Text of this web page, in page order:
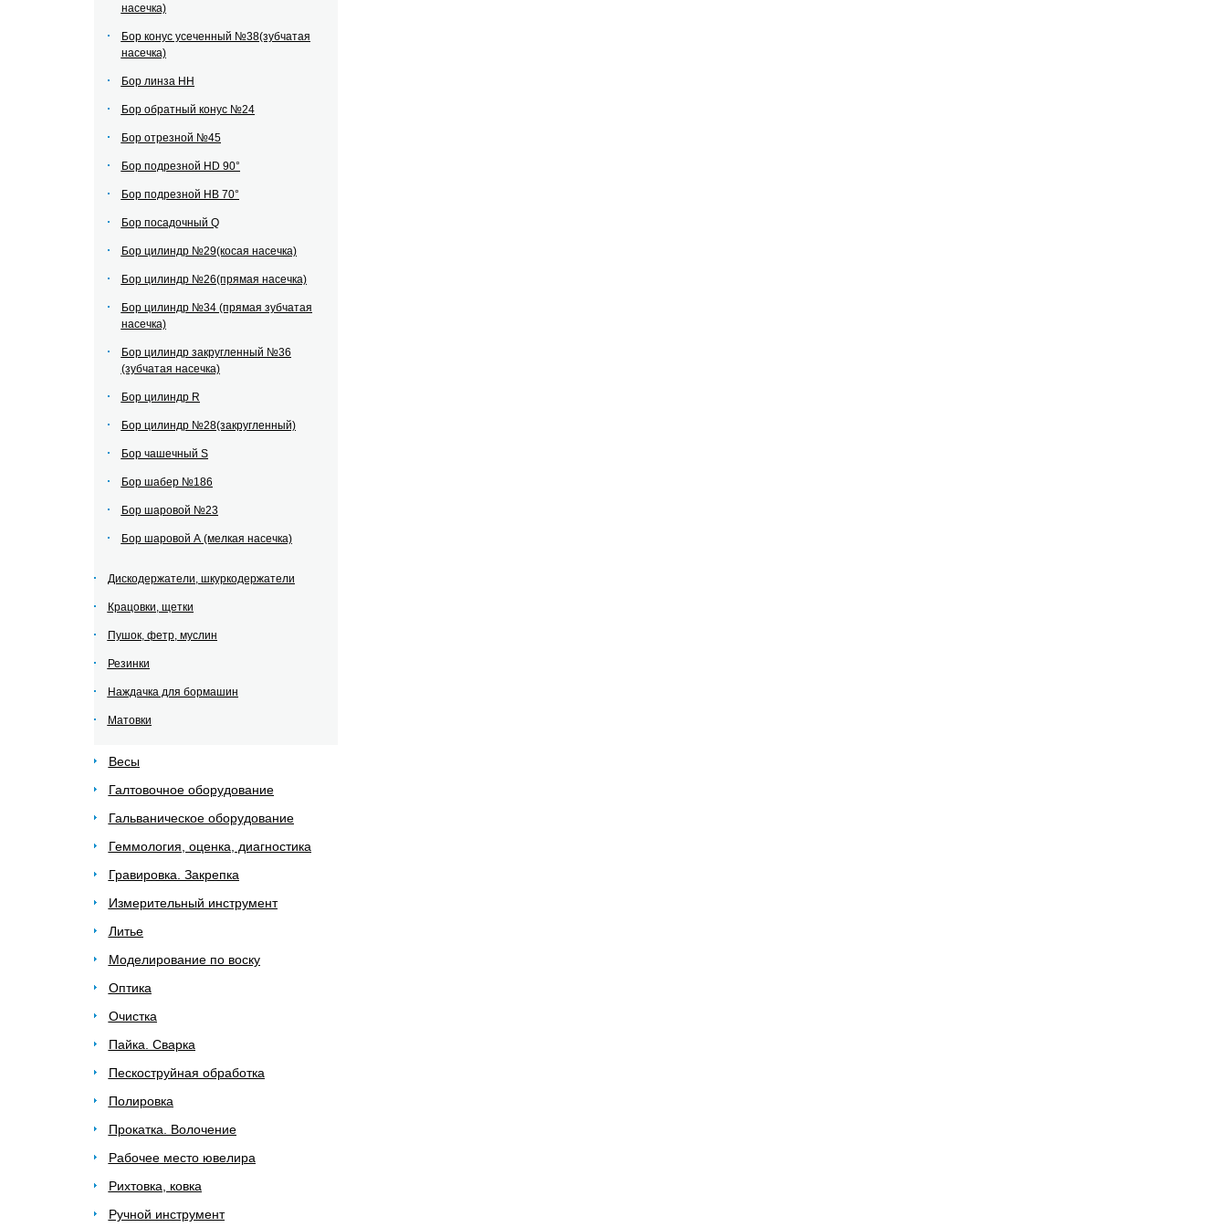
насечка)
Бор конус усеченный №38(зубчатая
насечка)
Бор линза НН
Бор обратный конус №24
Бор отрезной №45
Бор подрезной HD 90°
Бор подрезной HВ 70°
Бор посадочный Q
Бор цилиндр №29(косая насечка)
Бор цилиндр №26(прямая насечка)
Бор цилиндр №34 (прямая зубчатая
насечка)
Бор цилиндр закругленный №36
(зубчатая насечка)
Бор цилиндр R
Бор цилиндр №28(закругленный)
Бор чашечный S
Бор шабер №186
Бор шаровой №23
Бор шаровой А (мелкая насечка)
Дискодержатели, шкуркодержатели
Крацовки, щетки
Пушок, фетр, муслин
Резинки
Наждачка для бормашин
Матовки
Весы
Галтовочное оборудование
Гальваническое оборудование
Геммология, оценка, диагностика
Гравировка. Закрепка
Измерительный инструмент
Литье
Моделирование по воску
Оптика
Очистка
Пайка. Сварка
Пескоструйная обработка
Полировка
Прокатка. Волочение
Рабочее место ювелира
Рихтовка, ковка
Ручной инструмент